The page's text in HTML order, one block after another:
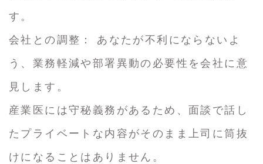
す。
会社との調整： あなたが不利にならないよ
う、業務軽減や部署異動の必要性を会社に意
見します。
産業医には守秘義務があるため、面談で話し
たプライベートな内容がそのまま上司に筒抜
けになることはありません。